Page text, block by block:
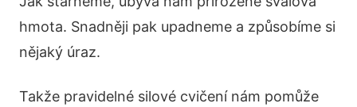
hmota. Snadněji pak upadneme a způsobíme si
nějaký úraz.
Takže pravidelné silové cvičení nám pomůže